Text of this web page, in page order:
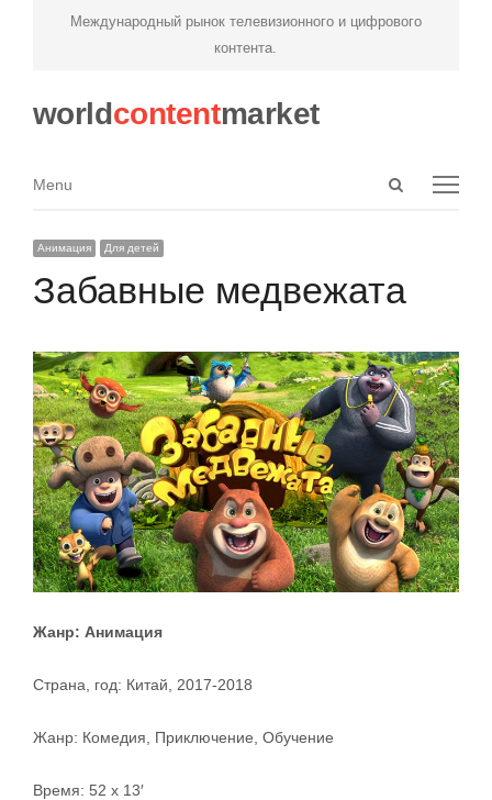
Международный рынок телевизионного и цифрового
контента.
worldcontentmarket
Open
Menu
Menu
Анимация Для детей
Забавные медвежата
Жанр: Анимация
Страна, год: Китай, 2017-2018
Жанр: Комедия, Приключение, Обучение
Время: 52 x 13′